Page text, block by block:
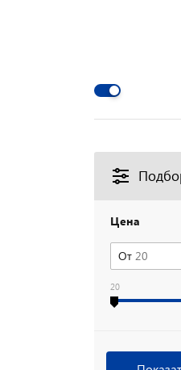
Цена
От
20